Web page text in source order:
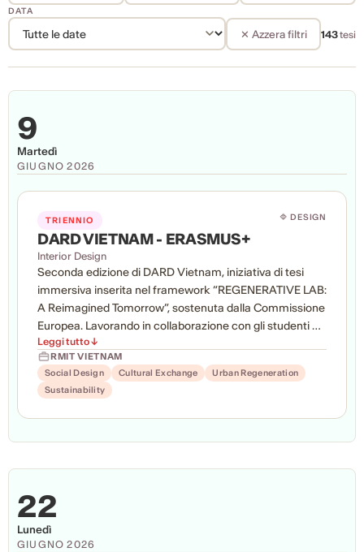
DATA
✕ Azzera filtri 143tesi
9
Martedì
GIUGNO 2026
TRIENNIO 🔷 DESIGN
DARD VIETNAM - ERASMUS+
Interior Design
Seconda edizione di DARD Vietnam, iniziativa di tesi
immersiva inserita nel framework “REGENERATIVE LAB:
A Reimagined Tomorrow”, sostenuta dalla Commissione
Europea. Lavorando in collaborazione con gli studenti di
RMIT Vietnam e con istituzioni pubbliche locali, gli
studenti IED hanno esplorato strategie di riuso adattivo,
rigenerazione architettonica e design socialmente
responsabile nel contesto vietnamita. Il progetto di
ricerca indaga inoltre le modalità attraverso cui
sviluppare approcci progettuali capaci di rispondere alle
Leggi tutto ↓
RMIT VIETNAM
Social Design
Cultural Exchange
Urban Regeneration
Sustainability
22
Lunedì
GIUGNO 2026